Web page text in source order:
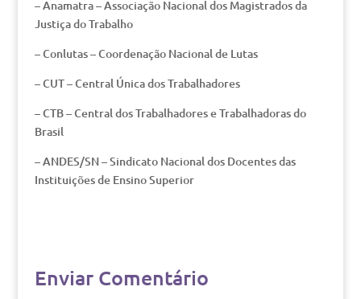
– Anamatra – Associação Nacional dos Magistrados da
Justiça do Trabalho
– Conlutas – Coordenação Nacional de Lutas
– CUT – Central Única dos Trabalhadores
– CTB – Central dos Trabalhadores e Trabalhadoras do
Brasil
– ANDES/SN – Sindicato Nacional dos Docentes das
Instituições de Ensino Superior
Enviar Comentário